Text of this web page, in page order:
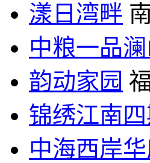
漾日湾畔
中粮一品
韵动家园
锦绣江南四
中海西岸